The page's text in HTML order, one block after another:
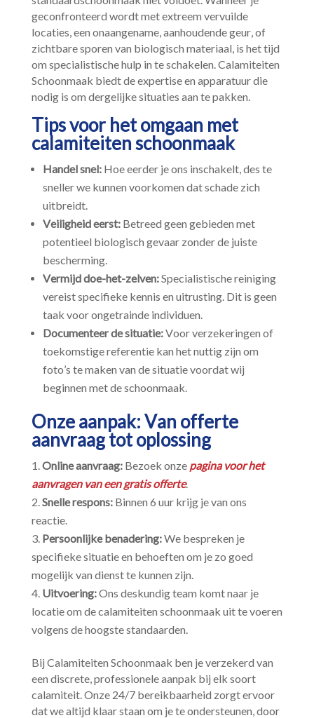
geconfronteerd wordt met extreem vervuilde
locaties, een onaangename, aanhoudende geur, of
zichtbare sporen van biologisch materiaal, is het tijd
om specialistische hulp in te schakelen.​ Calamiteiten
Schoonmaak biedt de expertise en apparatuur die
nodig is om dergelijke situaties aan te pakken.​
Tips voor het omgaan met
calamiteiten schoonmaak
Handel snel:Hoe eerder je ons inschakelt, des te
sneller we kunnen voorkomen dat schade zich
uitbreidt.​
Veiligheid eerst:Betreed geen gebieden met
potentieel biologisch gevaar zonder de juiste
bescherming.​
Vermijd doe-het-zelven:Specialistische reiniging
vereist specifieke kennis en uitrusting.​ Dit is geen
taak voor ongetrainde individuen.​
Documenteer de situatie:Voor verzekeringen of
toekomstige referentie kan het nuttig zijn om
foto’s te maken van de situatie voordat wij
beginnen met de schoonmaak.​
Onze aanpak: Van offerte
aanvraag tot oplossing
Online aanvraag:Bezoek onze pagina voor het
aanvragen van een gratis offerte.​
Snelle respons:Binnen 6 uur krijg je van ons
reactie.​
Persoonlijke benadering:We bespreken je
specifieke situatie en behoeften om je zo goed
mogelijk van dienst te kunnen zijn.​
Uitvoering:Ons deskundig team komt naar je
locatie om de calamiteiten schoonmaak uit te voeren
volgens de hoogste standaarden.​
Bij Calamiteiten Schoonmaak ben je verzekerd van
een discrete, professionele aanpak bij elk soort
calamiteit.​ Onze 24/7 bereikbaarheid zorgt ervoor
dat we altijd klaar staan om je te ondersteunen, door